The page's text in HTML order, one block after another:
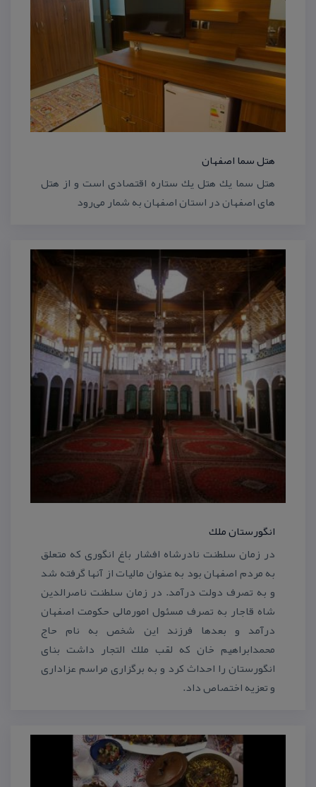
هتل سما اصفهان
هتل سما یك هتل یك ستاره اقتصادی است و از هتل
های اصفهان در استان اصفهان به شمار می‌رود
انگورستان ملك
در زمان سلطنت نادرشاه افشار باغ انگوری كه متعلق
به مردم اصفهان بود به عنوان مالیات از آنها گرفته شد
و به تصرف دولت درآمد. در زمان سلطنت ناصرالدین
شاه قاجار به تصرف مسئول امورمالی حكومت اصفهان
درآمد و بعدها فرزند این شخص به نام حاج
محمدابراهیم خان كه لقب ملك التجار داشت بنای
انگورستان را احداث كرد و به برگزاری مراسم عزاداری
و تعزیه اختصاص داد.